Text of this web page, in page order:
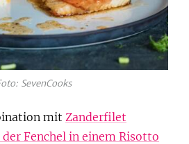
SevenCooks
mit Zanderfilet
Fenchel in einem Risotto